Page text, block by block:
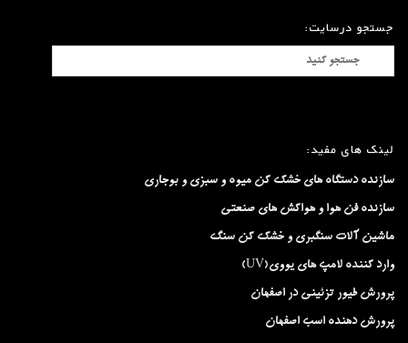
جستجو درسایت:
لینک های مفید:
سازنده دستگاه های خشک کن میوه و سبزی و بوجاری
سازنده فن هوا و هواکش های صنعتی
ماشین آلات سنگبری و خشک کن سنگ
وارد کننده لامپ های یووی(UV)
پرورش طیور تزئینی در اصفهان
پرورش دهنده اسب اصفهان